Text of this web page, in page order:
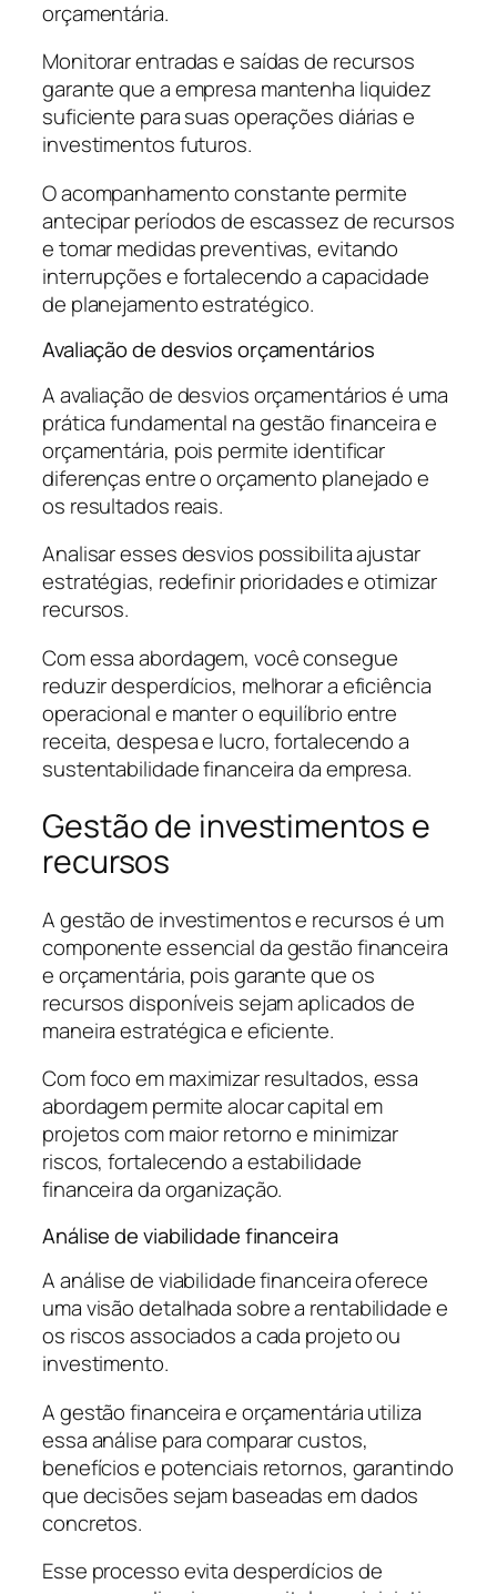
orçamentária.
Monitorar entradas e saídas de recursos
garante que a empresa mantenha liquidez
suficiente para suas operações diárias e
investimentos futuros.
O acompanhamento constante permite
antecipar períodos de escassez de recursos
e tomar medidas preventivas, evitando
interrupções e fortalecendo a capacidade
de planejamento estratégico.
Avaliação de desvios orçamentários
A avaliação de desvios orçamentários é uma
prática fundamental na gestão financeira e
orçamentária, pois permite identificar
diferenças entre o orçamento planejado e
os resultados reais.
Analisar esses desvios possibilita ajustar
estratégias, redefinir prioridades e otimizar
recursos.
Com essa abordagem, você consegue
reduzir desperdícios, melhorar a eficiência
operacional e manter o equilíbrio entre
receita, despesa e lucro, fortalecendo a
sustentabilidade financeira da empresa.
Gestão de investimentos e
recursos
A gestão de investimentos e recursos é um
componente essencial da gestão financeira
e orçamentária, pois garante que os
recursos disponíveis sejam aplicados de
maneira estratégica e eficiente.
Com foco em maximizar resultados, essa
abordagem permite alocar capital em
projetos com maior retorno e minimizar
riscos, fortalecendo a estabilidade
financeira da organização.
Análise de viabilidade financeira
A análise de viabilidade financeira oferece
uma visão detalhada sobre a rentabilidade e
os riscos associados a cada projeto ou
investimento.
A gestão financeira e orçamentária utiliza
essa análise para comparar custos,
benefícios e potenciais retornos, garantindo
que decisões sejam baseadas em dados
concretos.
Esse processo evita desperdícios de